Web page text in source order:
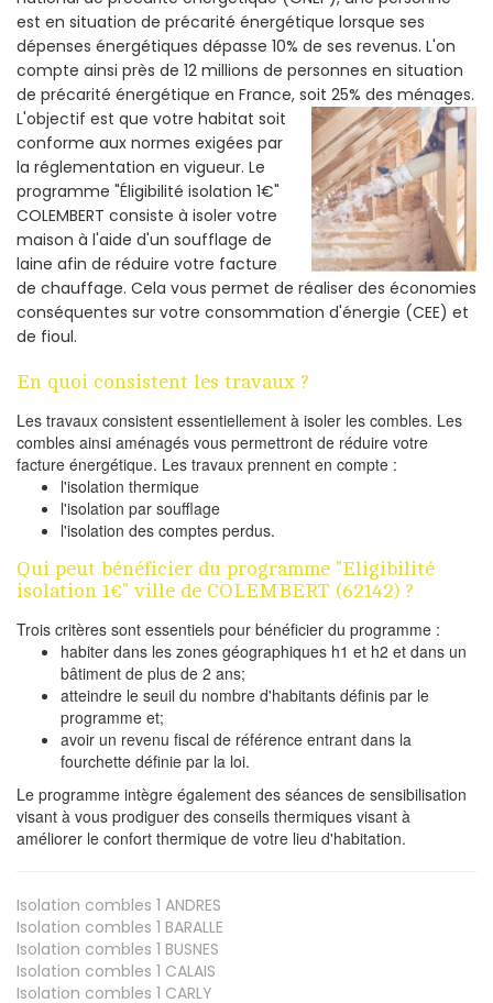
est en situation de précarité énergétique lorsque ses
dépenses énergétiques dépasse 10% de ses revenus. L'on
compte ainsi près de 12 millions de personnes en situation
de précarité énergétique en France, soit 25% des ménages.
L'objectif est que votre habitat soit
conforme aux normes exigées par
la réglementation en vigueur. Le
programme "Éligibilité isolation 1€"
COLEMBERT consiste à isoler votre
maison à l'aide d'un soufflage de
laine afin de réduire votre facture
de chauffage. Cela vous permet de réaliser des économies
conséquentes sur votre consommation d'énergie (CEE) et
de fioul.
En quoi consistent les travaux ?
Les travaux consistent essentiellement à isoler les combles. Les
combles ainsi aménagés vous permettront de réduire votre
facture énergétique. Les travaux prennent en compte :
l'isolation thermique
l'isolation par soufflage
l'isolation des comptes perdus.
Qui peut bénéficier du programme "Eligibilité
isolation 1€" ville de COLEMBERT (62142) ?
Trois critères sont essentiels pour bénéficier du programme :
habiter dans les zones géographiques h1 et h2 et dans un
bâtiment de plus de 2 ans;
atteindre le seuil du nombre d'habitants définis par le
programme et;
avoir un revenu fiscal de référence entrant dans la
fourchette définie par la loi.
Le programme intègre également des séances de sensibilisation
visant à vous prodiguer des conseils thermiques visant à
améliorer le confort thermique de votre lieu d'habitation.
Isolation combles 1 ANDRES
Isolation combles 1 BARALLE
Isolation combles 1 BUSNES
Isolation combles 1 CALAIS
Isolation combles 1 CARLY